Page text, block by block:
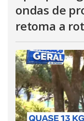
ondas de
retoma a